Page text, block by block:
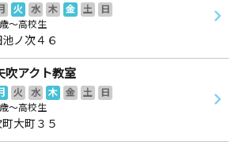
火 水 木 金 土
日
～高校生
ノ次４６
吹アクト教室
火 水 木 金 土
日
～高校生
大町３５